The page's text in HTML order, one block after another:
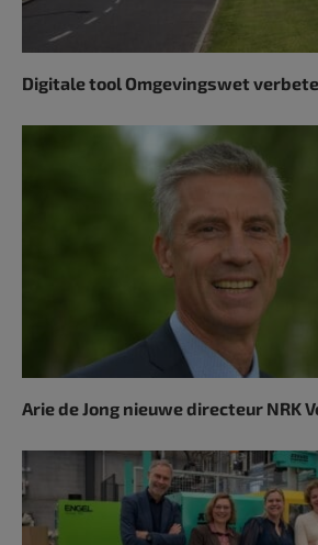
Digitale tool Omgevingswet
Arie de Jong nieuwe directeur NRK